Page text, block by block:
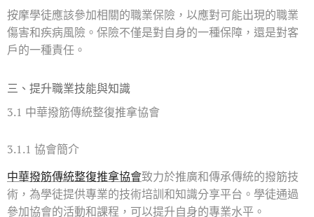
按摩學徒應該參加相關的職業保險，以應對可能出現的職業
傷害和疾病風險。保險不僅是對自身的一種保障，還是對客
戶的一種責任。
三、提升職業技能與知識
3.1 中華撥筋傳統整復推拿協會
3.1.1 協會簡介
中華撥筋傳統整復推拿協會致力於推廣和傳承傳統的撥筋技
術，為學徒提供專業的技術培訓和知識分享平台。學徒通過
參加協會的活動和課程，可以提升自身的專業水平。